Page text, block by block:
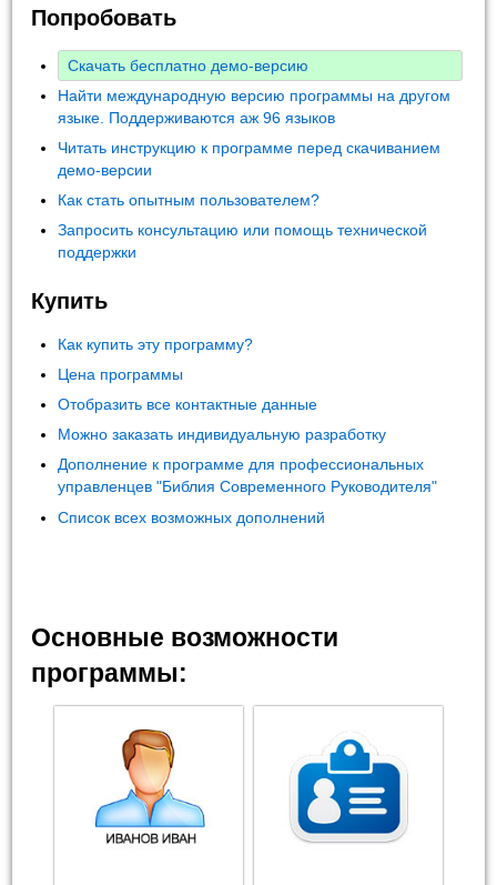
Попробовать
Скачать бесплатно демо-версию
Найти международную версию программы на другом
языке. Поддерживаются аж 96 языков
Читать инструкцию к программе перед скачиванием
демо-версии
Как стать опытным пользователем?
Запросить консультацию или помощь технической
поддержки
Купить
Как купить эту программу?
Цена программы
Отобразить все контактные данные
Можно заказать индивидуальную разработку
Дополнение к программе для профессиональных
управленцев "Библия Современного Руководителя"
Список всех возможных дополнений
Основные возможности
программы: